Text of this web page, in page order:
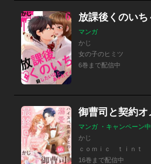
マンガ
かじ
女の子のヒミツ
6巻まで配信中
マンガ ・キャンペーン中
かじ
ｃｏｍｉｃ ｔｉｎｔ
16巻まで配信中